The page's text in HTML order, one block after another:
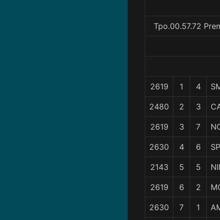
Tpo.00.57.72
2619 1 4
2480 2 3
2619 3 7
2630 4 6
2143 5 5
2619 6 2
2630 7 1